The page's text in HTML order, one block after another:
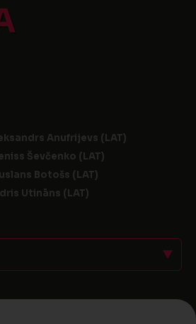
Anufrijevs (LAT)
Ševčenko (LAT)
Botošs (LAT)
Utināns (LAT)